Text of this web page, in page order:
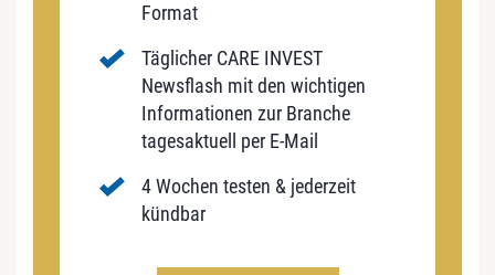
Format
Täglicher CARE INVEST
Newsflash mit den wichtigen
Informationen zur Branche
tagesaktuell per E-Mail
4 Wochen testen & jederzeit
kündbar